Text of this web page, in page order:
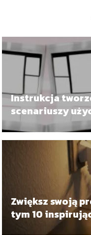
Instrukcja
scenariuszy
Zwiększ swoją
tym 10
motywacyjnym